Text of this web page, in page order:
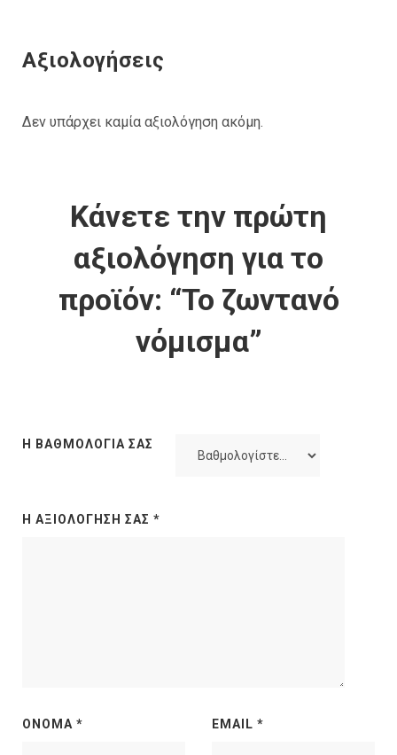
Αξιολογήσεις
Δεν υπάρχει καμία αξιολόγηση ακόμη.
Κάνετε την πρώτη
αξιολόγηση για το
προϊόν: “Το ζωντανό
νόμισμα”
Η ΒΑΘΜΟΛΟΓΊΑ ΣΑΣ
Η ΑΞΙΟΛΌΓΗΣΉ ΣΑΣ *
ΌΝΟΜΑ * EMAIL *